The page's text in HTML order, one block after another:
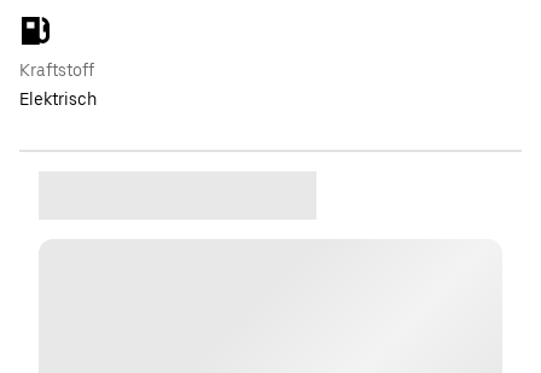
Kraftstoff
Elektrisch